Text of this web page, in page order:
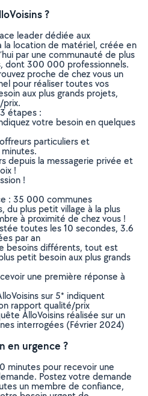
?
leader dédiée aux
location de matériel, créée en
par une communauté de plus
dont 300 000 professionnels.
proche de chez vous un
pour réaliser toutes vos
aux plus grands projets,
prix.
étapes :
votre besoin en quelques
particuliers et
depuis la messagerie privée et
!
!
: 35 000 communes
du plus petit village à la plus
à proximité de chez vous !
toutes les 10 secondes, 3.6
par an
besoins différents, tout est
petit besoin aux plus grands
une première réponse à
sur 5* indiquent
rapport qualité/prix
AlloVoisins réalisée sur un
interrogées (Février 2024)
en urgence ?
minutes pour recevoir une
Postez votre demande
un membre de confiance,